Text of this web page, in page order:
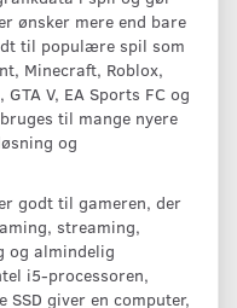
ønsker mere end bare
til populære spil som
Minecraft, Roblox,
GTA V, EA Sports FC og
til mange nyere
og
godt til gameren, der
streaming,
og almindelig
i5-processoren,
SSD giver en computer,